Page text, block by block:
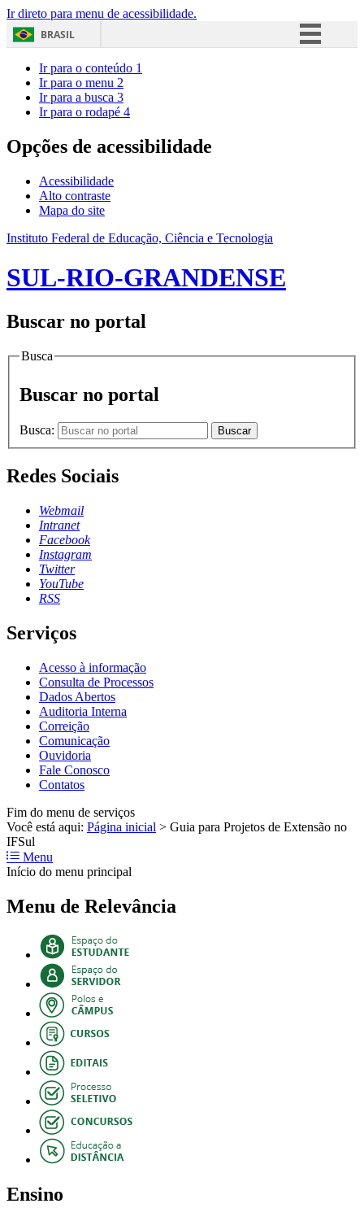
Ir direto para menu de acessibilidade.
BRASIL
Acesso à informação
Ir para o conteúdo 1
Ir para o menu 2
Ir para a busca 3
Ir para o rodapé 4
Opções de acessibilidade
Acessibilidade
Alto contraste
Mapa do site
Instituto Federal de Educação, Ciência e Tecnologia
SUL-RIO-GRANDENSE
Buscar no portal
Busca
Buscar no portal
Busca: Buscar
Redes Sociais
Webmail
Intranet
Facebook
Instagram
Twitter
YouTube
RSS
Serviços
Acesso à informação
Consulta de Processos
Dados Abertos
Auditoria Interna
Correição
Comunicação
Ouvidoria
Fale Conosco
Contatos
Fim do menu de serviços
Você está aqui: Página inicial > Guia para Projetos de Extensão no
IFSul
Menu
Início do menu principal
Menu de Relevância
Ensino